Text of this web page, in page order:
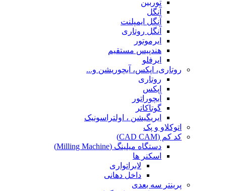
توربین
آنگل
آنگل ایمپلنت
آنگل روتاری
ایرموتور
هندپیس مستقیم
ایرفلو
روتاری، اپکس، آبچوریشن و...
روتاری
اپکس
آبچوراتور
گوتاکاتر
ایریگیشن ، اولتراسونیک
اتوکلاو و پک
کد کم (CAD CAM)
دستگاه میلینگ (Milling Machine)
اسکنر ها
لابراتواری
داخل دهانی
پرینتر سه بعدی